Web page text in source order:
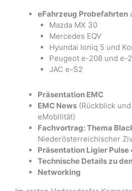
eFahrzeug Probefahrten
Mazda MX 30
Mercedes EQV
Hyundai Ioniq 5 und
Peugeot e-208 und e-
JAC e-S2
Präsentation EMC
EMC News (Rückblick
eMobilität)
Fachvortrag: Thema
Niederösterreichischer
Präsentation Ligier Pulse
Technische Details zu
Networking